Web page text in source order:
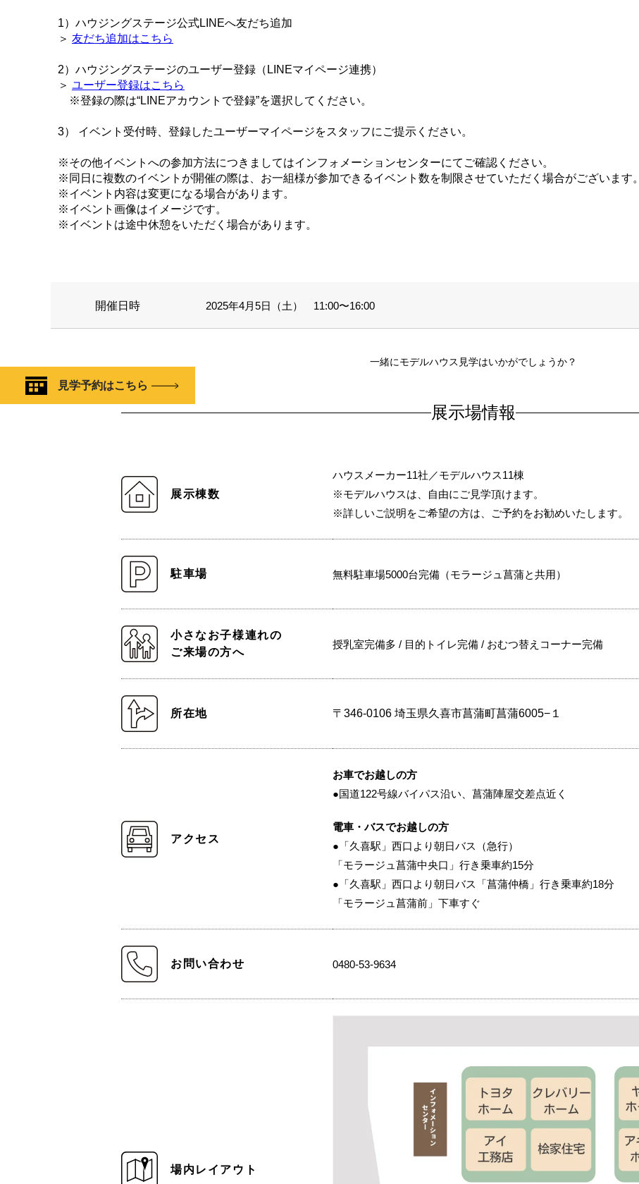
1）ハウジングステージ公式LINEへ友だち追加
＞ 友だち追加はこちら
2）ハウジングステージのユーザー登録（LINEマイページ連携）
＞ ユーザー登録はこちら
※登録の際は“LINEアカウントで登録”を選択してください。
3） イベント受付時、登録したユーザーマイページをスタッフにご提示ください。
※その他イベントへの参加方法につきましてはインフォメーションセンターにてご確認ください。
※同日に複数のイベントが開催の際は、お一組様が参加できるイベント数を制限させていただく場合がございます。
※イベント内容は変更になる場合があります。
※イベント画像はイメージです。
※イベントは途中休憩をいただく場合があります。
開催日時 2025年4月5日（土） 11:00〜16:00
一緒にモデルハウス見学はいかがでしょうか？
見学予約はこちら
展示場情報
展示棟数
ハウスメーカー11社／モデルハウス11棟
※モデルハウスは、自由にご見学頂けます。
※詳しいご説明をご希望の方は、ご予約をお勧めいたします。
駐車場 無料駐車場5000台完備（モラージュ菖蒲と共用）
小さなお子様連れの
ご来場の方へ
授乳室完備多 / 目的トイレ完備 / おむつ替えコーナー完備
所在地 〒346-0106 埼玉県久喜市菖蒲町菖蒲6005−１
アクセス
お車でお越しの方
●国道122号線バイパス沿い、菖蒲陣屋交差点近く
電車・バスでお越しの方
●「久喜駅」西口より朝日バス（急行）
「モラージュ菖蒲中央口」行き乗車約15分
●「久喜駅」西口より朝日バス「菖蒲仲橋」行き乗車約18分
「モラージュ菖蒲前」下車すぐ
お問い合わせ 0480-53-9634
場内レイアウト